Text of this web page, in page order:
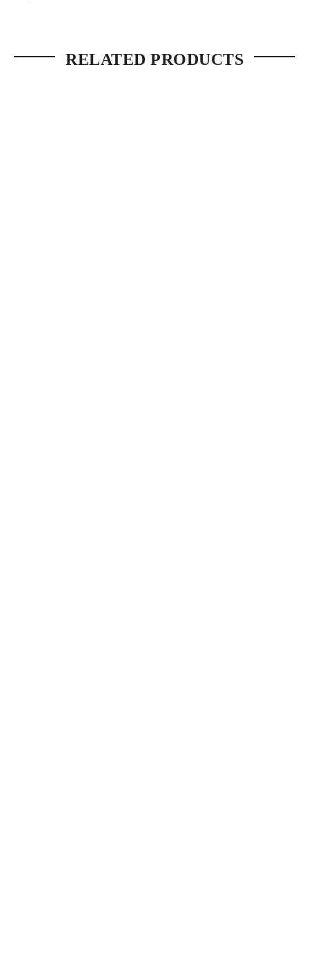
RELATED PRODUCTS